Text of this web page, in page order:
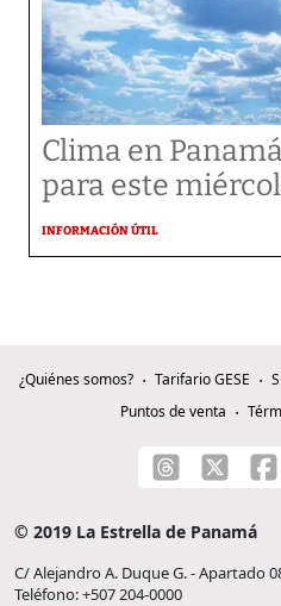
Clima en
para este
INFORMACIÓN ÚTIL
¿Quiénes somos? Tarifario GESE
Puntos de venta
© 2019 La Estrella de Panamá
C/ Alejandro A. Duque G. - Apartado
Teléfono: +507 204-0000